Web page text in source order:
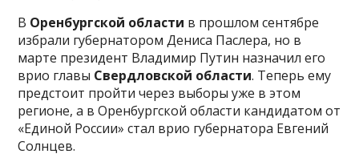
В Оренбургской области в прошлом сентябре
избрали губернатором Дениса Паслера, но в
марте президент Владимир Путин назначил его
врио главы Свердловской области. Теперь ему
предстоит пройти через выборы уже в этом
регионе, а в Оренбургской области кандидатом от
«Единой России» стал врио губернатора Евгений
Солнцев.